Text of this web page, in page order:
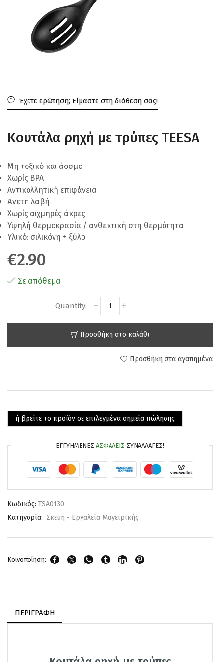
Έχετε ερώτηση; Είμαστε στη διάθεση σας!
Κουτάλα ρηχή με τρύπες TEESA
Μη τοξικό και άοσμο
Χωρίς BPA
Αντικολλητική επιφάνεια
Άνετη λαβή
Χωρίς αιχμηρές άκρες
Υψηλή θερμοκρασία / ανθεκτική στη θερμότητα
Υλικό: σιλικόνη + ξύλο
€2.90
Σε απόθεμα
Προσθήκη στο καλάθι
Προσθήκη στα αγαπημένα
ή βρείτε το προϊόν σε επιλεγμένα σημεία πώλησης
ΕΓΓΥΗΜΈΝΕΣ ΑΣΦΑΛΕΊΣ ΣΥΝΑΛΛΑΓΈΣ!
Κωδικός: TSA0130
Κατηγορία: Σκεύη - Εργαλεία Μαγειρικής
Κοινοποίηση:
ΠΕΡΙΓΡΑΦΉ